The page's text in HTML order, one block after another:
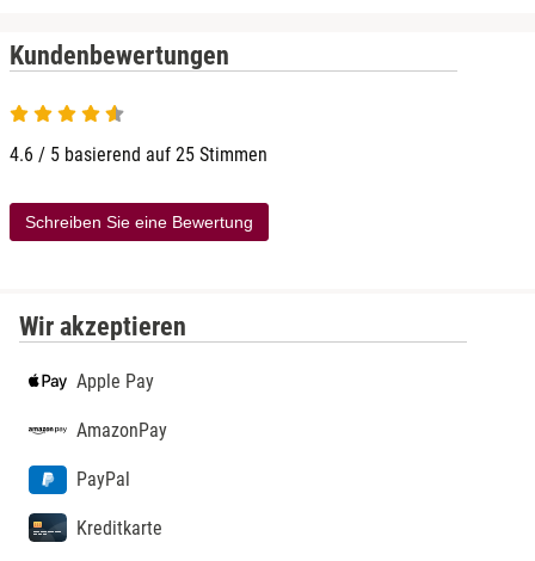
Kundenbewertungen
4.6 von 5
4.6 / 5 basierend auf 25 Stimmen
Schreiben Sie eine Bewertung
Wir akzeptieren
Apple Pay
AmazonPay
PayPal
Kreditkarte